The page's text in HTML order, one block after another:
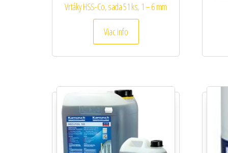
Vrtáky HSS-Co, sada 51 ks, 1 – 6 mm
Viac info